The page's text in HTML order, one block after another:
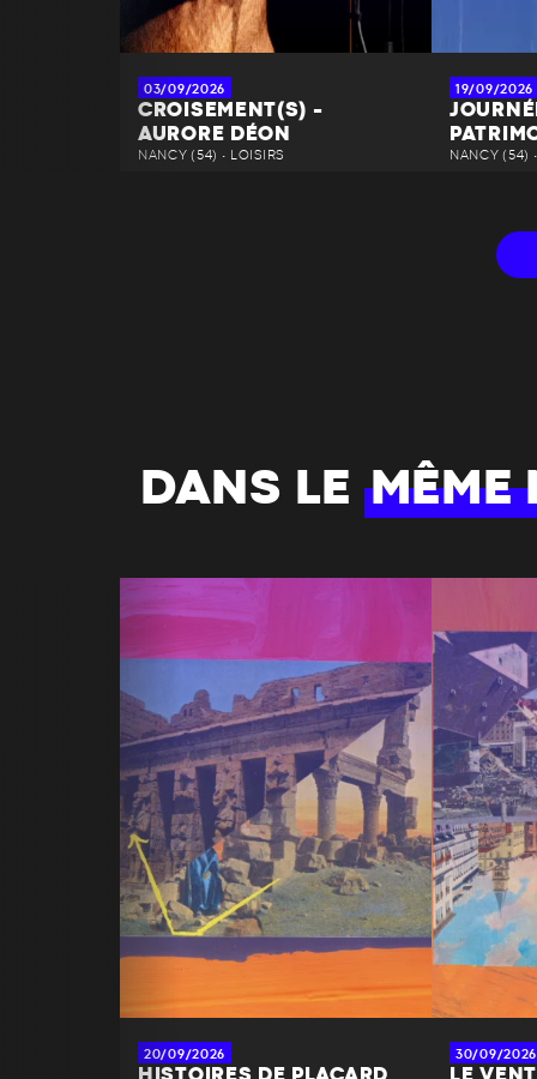
03/09/2026
CROISEMENT(S) -
AURORE DÉON
NANCY (54) • LOISIRS
19/09/2026
NANCY (54)
DANS LE MÊME
20/09/2026 30/09/2026